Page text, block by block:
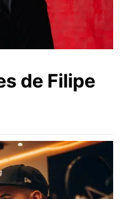
de Filipe